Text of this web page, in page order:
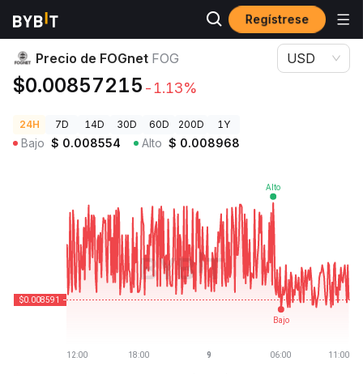
Regístrese
Precios de Criptomonedas Precio de FOGnet FOG
Precio de FOGnet FOG
$0.00857215 -1.13%
USD
24H 7D 14D 30D 60D 200D 1Y
Bajo $ 0.008554 Alto $ 0.008968